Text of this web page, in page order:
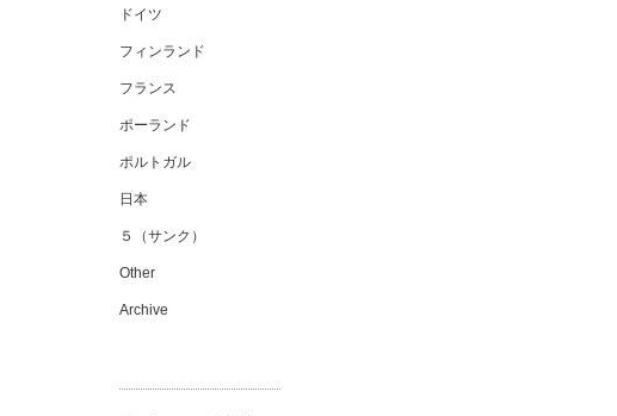
ドイツ
フィンランド
フランス
ポーランド
ポルトガル
日本
５（サンク）
Other
Archive